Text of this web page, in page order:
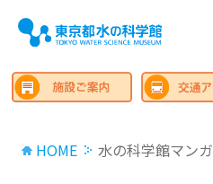
HOME 水の科学館マンガ